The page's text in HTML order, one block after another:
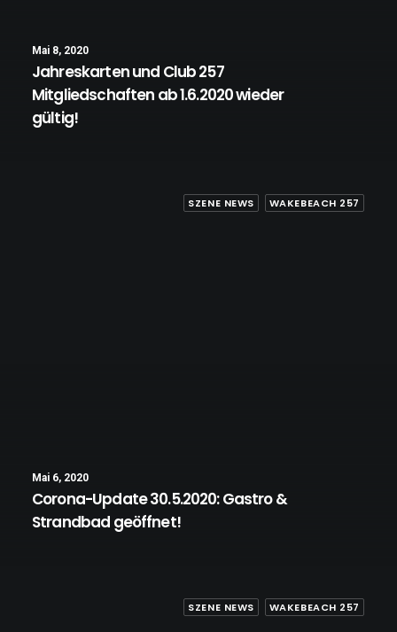
Mai 8, 2020
Jahreskarten und Club 257
Mitgliedschaften ab 1.6.2020 wieder
gültig!
SZENE NEWS WAKEBEACH 257
Mai 6, 2020
Corona-Update 30.5.2020: Gastro &
Strandbad geöffnet!
SZENE NEWS WAKEBEACH 257